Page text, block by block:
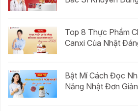
Top 8 Thực Phẩm
Canxi Của Nhật
Bật Mí Cách Đọc
Năng Nhật Đơn